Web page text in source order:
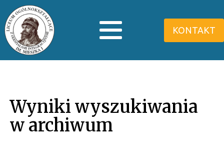
KONTAKT
Wyniki wyszukiwania
w archiwum